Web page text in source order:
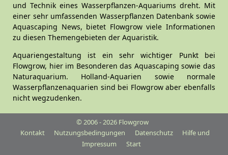
und Technik eines Wasserpflanzen-Aquariums dreht. Mit
einer sehr umfassenden Wasserpflanzen Datenbank sowie
Aquascaping News, bietet Flowgrow viele Informationen
zu diesen Themengebieten der Aquaristik.
Aquariengestaltung ist ein sehr wichtiger Punkt bei
Flowgrow, hier im Besonderen das Aquascaping sowie das
Naturaquarium. Holland-Aquarien sowie normale
Wasserpflanzenaquarien sind bei Flowgrow aber ebenfalls
nicht wegzudenken.
© 2006 - 2026 Flowgrow
Kontakt
Nutzungsbedingungen Datenschutz
Hilfe und
Impressum
Start